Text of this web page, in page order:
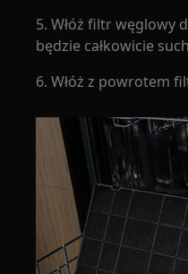
5. Włóż filtr węglowy
będzie całkowicie
6. Włóż z powrotem